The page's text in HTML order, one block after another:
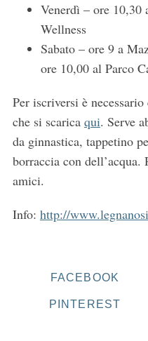
Venerdì – ore 10,30
Wellness
Sabato – ore 9 a
ore 10,00 al Parco
Per iscriversi è
che si scarica qui. Serve
da ginnastica, tappetino
borraccia con
amici.
Info: http://
FACEBOOK
PINTEREST